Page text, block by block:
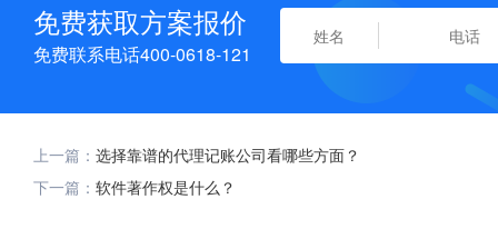
免费获取方案报价
免费联系电话400-0618-121
上一篇： 选择靠谱的代理记账公司看哪些方面？
下一篇： 软件著作权是什么？